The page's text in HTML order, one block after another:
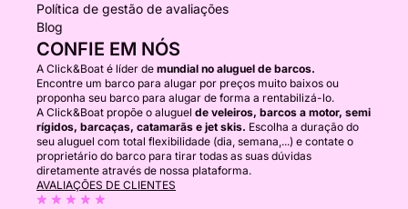
Política de gestão de avaliações
Blog
CONFIE EM NÓS
A Click&Boat é líder de mundial no aluguel de barcos.
Encontre um barco para alugar por preços muito baixos ou
proponha seu barco para alugar de forma a rentabilizá-lo.
A Click&Boat propõe o aluguel de veleiros, barcos a motor, semi
rígidos, barcaças, catamarãs e jet skis. Escolha a duração do
seu aluguel com total flexibilidade (dia, semana,...) e contate o
proprietário do barco para tirar todas as suas dúvidas
diretamente através de nossa plataforma.
AVALIAÇÕES DE CLIENTES